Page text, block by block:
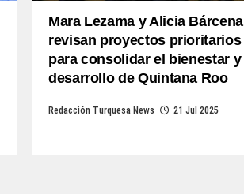
Mara Lezama y Alicia Bárcena
revisan proyectos prioritarios
para consolidar el bienestar y
desarrollo de Quintana Roo
Redacción Turquesa News 21 Jul 2025